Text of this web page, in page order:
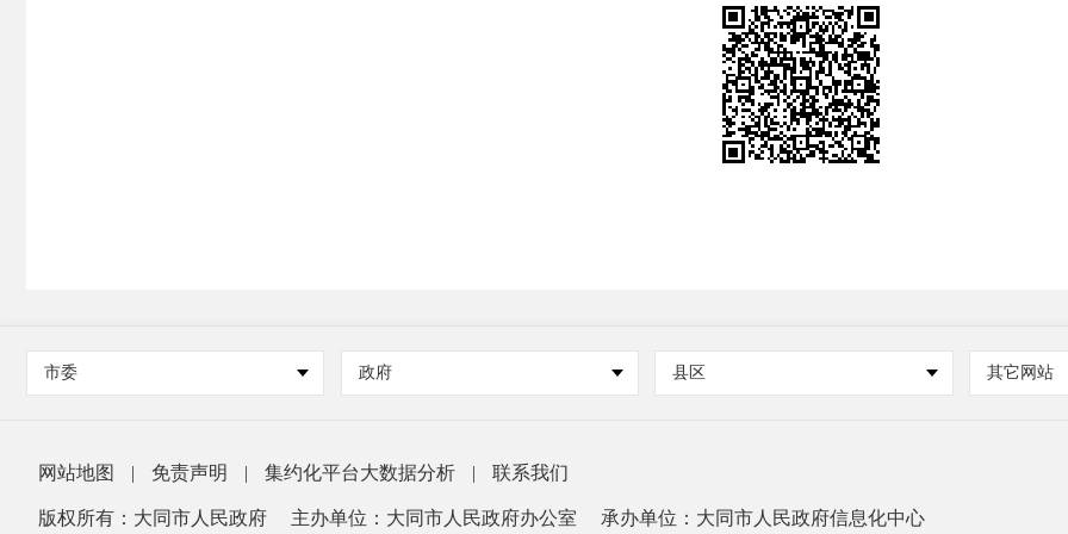
市委 政府 县区 其它网站
网站地图 | 免责声明 | 集约化平台大数据分析 | 联系我们
版权所有：大同市人民政府 主办单位：大同市人民政府办公室 承办单位：大同市人民政府信息化中心